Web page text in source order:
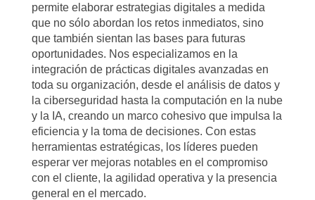
permite elaborar estrategias digitales a medida
que no sólo abordan los retos inmediatos, sino
que también sientan las bases para futuras
oportunidades. Nos especializamos en la
integración de prácticas digitales avanzadas en
toda su organización, desde el análisis de datos y
la ciberseguridad hasta la computación en la nube
y la IA, creando un marco cohesivo que impulsa la
eficiencia y la toma de decisiones. Con estas
herramientas estratégicas, los líderes pueden
esperar ver mejoras notables en el compromiso
con el cliente, la agilidad operativa y la presencia
general en el mercado.